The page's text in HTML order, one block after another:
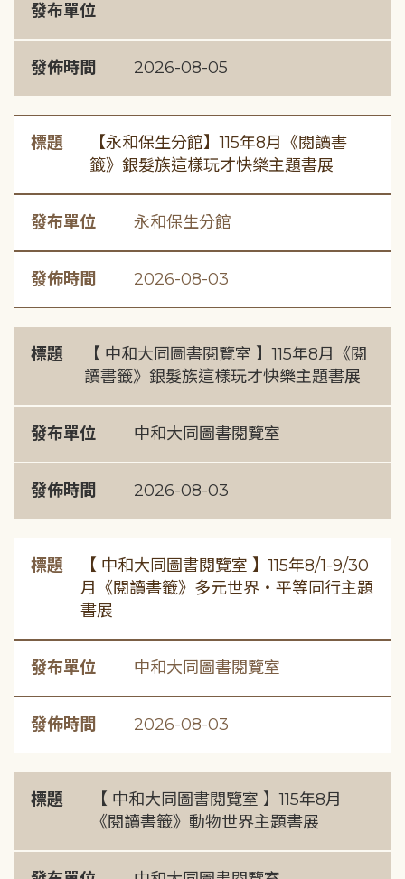
發布單位
發佈時間 2026-08-05
標題
【永和保生分館】115年8月《閱讀書
籤》銀髮族這樣玩才快樂主題書展
發布單位 永和保生分館
發佈時間 2026-08-03
標題
【 中和大同圖書閱覽室 】115年8月《閱
讀書籤》銀髮族這樣玩才快樂主題書展
發布單位 中和大同圖書閱覽室
發佈時間 2026-08-03
標題
【 中和大同圖書閱覽室 】115年8/1-9/30
月《閱讀書籤》多元世界・平等同行主題
書展
發布單位 中和大同圖書閱覽室
發佈時間 2026-08-03
標題
【 中和大同圖書閱覽室 】115年8月
《閱讀書籤》動物世界主題書展